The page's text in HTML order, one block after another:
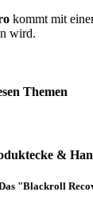
kommt mit
wird.
Themen
&
"Blackroll